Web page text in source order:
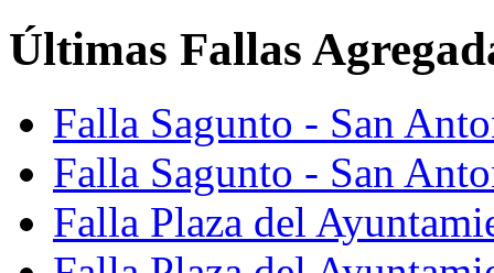
Últimas Fallas
Falla Sagunto - San
Falla Sagunto - San
Falla Plaza del